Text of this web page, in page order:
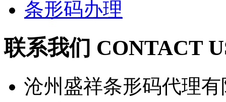
条形码办理
联系我们 CONTACT
沧州盛祥条形码代理